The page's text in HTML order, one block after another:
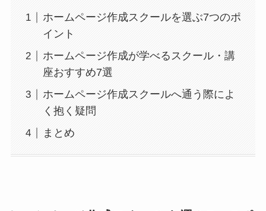
ホームページ作成スクールを選ぶ7つのポ
イント
ホームページ作成が学べるスクール・講
座おすすめ7選
ホームページ作成スクールへ通う際によ
く抱く疑問
まとめ